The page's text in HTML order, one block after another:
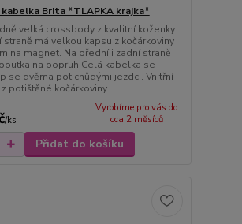
Brita *TLAPKA krajka*
velká crossbody z kvalitní koženky
straně má velkou kapsu z kočárkoviny
na magnet. Na přední i zadní straně
na popruh.Celá kabelka se
se dvěma potichůdými jezdci. Vnitřní
potištěné kočárkoviny..
/ks
Vyrobíme pro vás do
cca 2 měsíců
Přidat do košíku